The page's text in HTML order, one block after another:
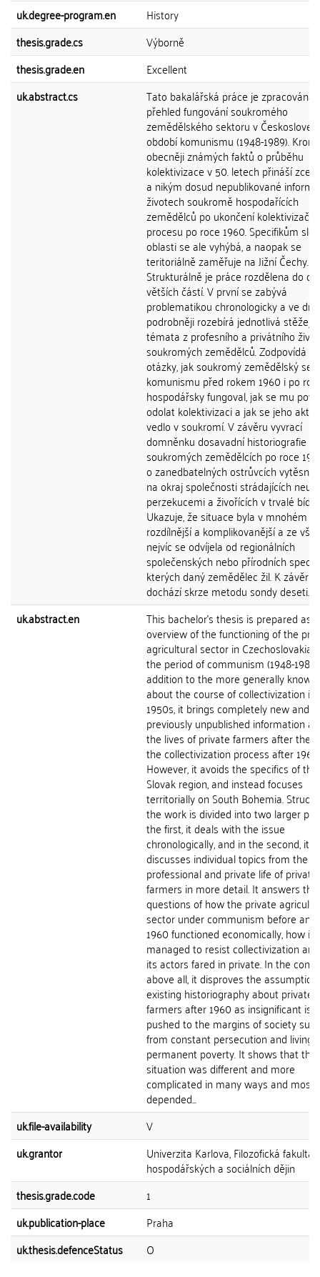
uk.degree-program.en
History
thesis.grade.cs
Výborně
thesis.grade.en
Excellent
uk.abstract.cs
Tato bakalářská práce je zpracována
přehled fungování soukromého
zemědělského sektoru v
období komunismu (1948-1989).
obecněji známých faktů o průběhu
kolektivizace v 50. letech přináší
a nikým dosud nepublikované
životech soukromě hospodařících
zemědělců po ukončení
procesu po roce 1960. Specifikům
oblasti se ale vyhýbá, a naopak se
teritoriálně zaměřuje na Jižní Čechy.
Strukturálně je práce rozdělena do
větších částí. V první se zabývá
problematikou chronologicky a ve
podrobněji rozebírá jednotlivá stěžejní
témata z profesního a privátního
soukromých zemědělců. Zodpovídá na
otázky, jak soukromý zemědělský
komunismu před rokem 1960 i po
hospodářsky fungoval, jak se mu
odolat kolektivizaci a jak se jeho
vedlo v soukromí. V závěru vyvrací
domněnku dosavadní historiografie o
soukromých zemědělcích po roce
o zanedbatelných ostrůvcích
na okraj společnosti strádajících
perzekucemi a živořících v trvalé bídě.
Ukazuje, že situace byla v mnohém
rozdílnější a komplikovanější a ze
nejvíc se odvíjela od regionálních
společenských nebo přírodních
kterých daný zemědělec žil. K
dochází skrze metodu sondy deseti...
uk.abstract.en
This bachelor's thesis is prepared as
overview of the functioning of the
agricultural sector in Czechoslovakia
the period of communism (1948-
addition to the more generally
about the course of collectivization in
1950s, it brings completely new and
previously unpublished information
the lives of private farmers after the
the collectivization process after 1960.
However, it avoids the specifics of the
Slovak region, and instead focuses
territorially on South Bohemia.
the work is divided into two larger
the first, it deals with the issue
chronologically, and in the second, it
discusses individual topics from the
professional and private life of private
farmers in more detail. It answers the
questions of how the private
sector under communism before
1960 functioned economically, how it
managed to resist collectivization
its actors fared in private. In the
above all, it disproves the
existing historiography about private
farmers after 1960 as insignificant
pushed to the margins of society
from constant persecution and living
permanent poverty. It shows that the
situation was different and more
complicated in many ways and most
depended...
uk.file-availability
V
uk.grantor
Univerzita Karlova, Filozofická fakulta,
hospodářských a sociálních dějin
thesis.grade.code
1
uk.publication-place
Praha
uk.thesis.defenceStatus
O